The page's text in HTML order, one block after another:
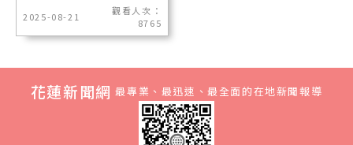
2025-08-21
觀看人次：
8765
花蓮新聞網 最專業、最迅速、最全面的在地新聞報導